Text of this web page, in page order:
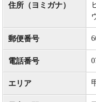
住所（ヨミガナ）
郵便番号
電話番号
エリア